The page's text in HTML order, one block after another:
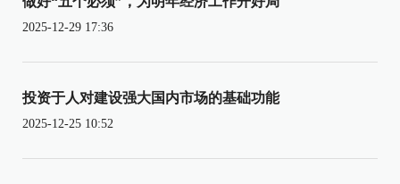
2025-12-29 17:36
投资于人对建设强大国内市场的基础功能
2025-12-25 10:52